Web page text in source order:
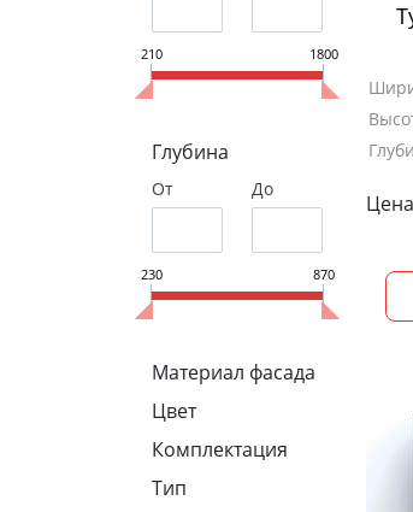
210 1800
Глубина
От До
230 870
Материал фасада
Цвет
Комплектация
Тип